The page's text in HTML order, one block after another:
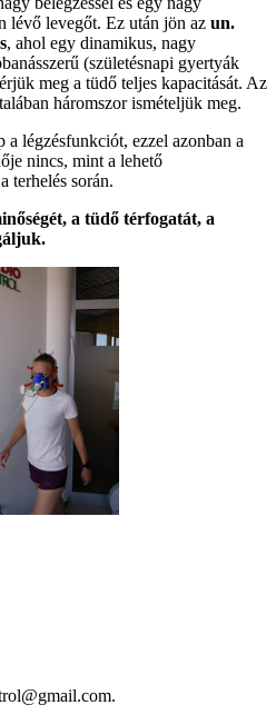
lévő levegőt. Ez után jön az un.
, ahol egy dinamikus, nagy
(születésnapi gyertyák
meg a tüdő teljes kapacitását. Az
háromszor ismételjük meg.
a légzésfunkciót, ezzel azonban a
nincs, mint a lehető
terhelés során.
a tüdő térfogatát, a